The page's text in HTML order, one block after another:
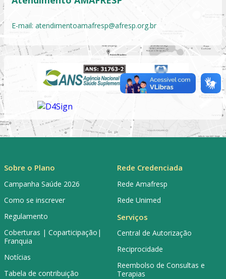
E-mail: atendimentoamafresp@afresp.org.br
Sobre o Plano
Campanha Saúde 2026
Como se inscrever
Regulamento
Coberturas | Coparticipação|
Franquia
Notícias
Tabela de contribuição
Rede Credenciada
Rede Amafresp
Rede Unimed
Serviços
Central de Autorização
Reciprocidade
Reembolso de Consultas e
Terapias